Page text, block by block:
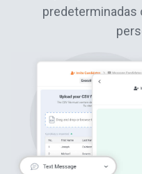
predeterminadas